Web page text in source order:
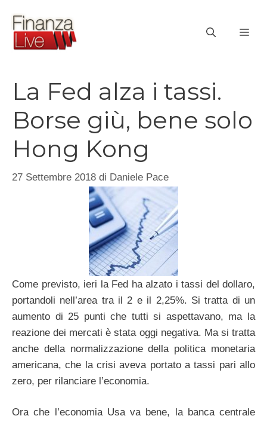
contenuto
La Fed alza i tassi.
Borse giù, bene solo
Hong Kong
27 Settembre 2018 di Daniele Pace
Come previsto, ieri la Fed ha alzato i tassi del dollaro,
portandoli nell’area tra il 2 e il 2,25%. Si tratta di un
aumento di 25 punti che tutti si aspettavano, ma la
reazione dei mercati è stata oggi negativa. Ma si tratta
anche della normalizzazione della politica monetaria
americana, che la crisi aveva portato a tassi pari allo
zero, per rilanciare l’economia.
Ora che l’economia Usa va bene, la banca centrale